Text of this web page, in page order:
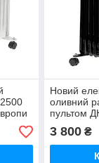
Новий
оливний
пультом
з Європи з
3 800₴